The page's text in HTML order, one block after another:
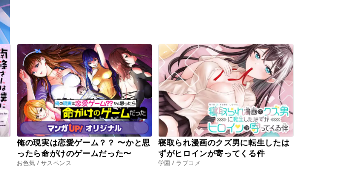
俺の現実は恋愛ゲーム？？ 〜かと思
ったら命がけのゲームだった〜
お色気 / サスペンス
寝取られ漫画のクズ男に転生したは
ずがヒロインが寄ってくる件
学園 / ラブコメ